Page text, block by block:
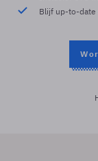
Blijf up-to-date